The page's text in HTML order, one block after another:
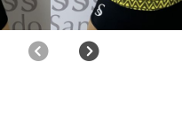
AnteriorSiguiente